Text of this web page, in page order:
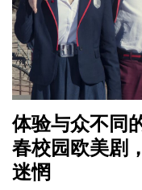
体验与众不同
春校园欧美剧
迷惘